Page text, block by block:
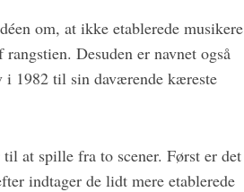
om, at ikke etablerede musikere
Desuden er navnet også
i 1982 til sin daværende kæreste
at spille fra to scener. Først er det
indtager de lidt mere etablerede